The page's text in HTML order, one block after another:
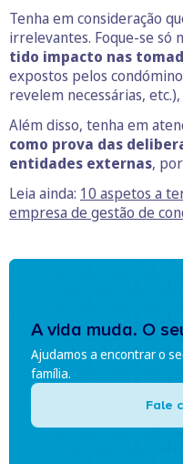
Tenha em consideração
irrelevantes. Foque-se só
tido impacto nas
expostos pelos
revelem necessárias,
Além disso, tenha em
como prova das
entidades externas,
Leia ainda: 10 aspetos a
empresa de gestão de
A vida muda. O
Ajudamos a encontrar o
família.
Fale